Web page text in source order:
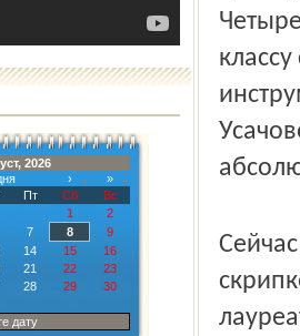
2026
›
»
Пт Сб
Вс
1
2
7 8
9
14 15
16
21 22
23
28 29
30
дату